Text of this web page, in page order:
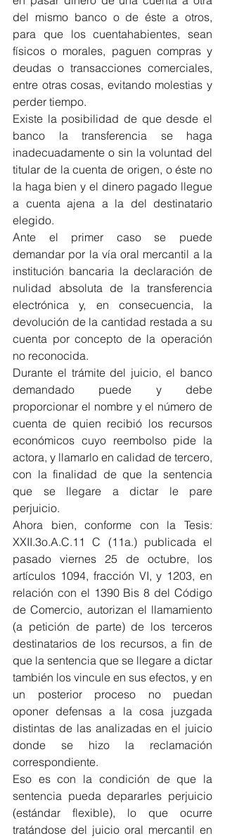
del mismo banco o de éste a otros,
para que los cuentahabientes, sean
físicos o morales, paguen compras y
deudas o transacciones comerciales,
entre otras cosas, evitando molestias y
perder tiempo.
Existe la posibilidad de que desde el
banco la transferencia se haga
inadecuadamente o sin la voluntad del
titular de la cuenta de origen, o éste no
la haga bien y el dinero pagado llegue
a cuenta ajena a la del destinatario
elegido.
Ante el primer caso se puede
demandar por la vía oral mercantil a la
institución bancaria la declaración de
nulidad absoluta de la transferencia
electrónica y, en consecuencia, la
devolución de la cantidad restada a su
cuenta por concepto de la operación
no reconocida.
Durante el trámite del juicio, el banco
demandado puede y debe
proporcionar el nombre y el número de
cuenta de quien recibió los recursos
económicos cuyo reembolso pide la
actora, y llamarlo en calidad de tercero,
con la finalidad de que la sentencia
que se llegare a dictar le pare
perjuicio.
Ahora bien, conforme con la Tesis:
XXII.3o.A.C.11 C (11a.) publicada el
pasado viernes 25 de octubre, los
artículos 1094, fracción VI, y 1203, en
relación con el 1390 Bis 8 del Código
de Comercio, autorizan el llamamiento
(a petición de parte) de los terceros
destinatarios de los recursos, a fin de
que la sentencia que se llegare a dictar
también los vincule en sus efectos, y en
un posterior proceso no puedan
oponer defensas a la cosa juzgada
distintas de las analizadas en el juicio
donde se hizo la reclamación
correspondiente.
Eso es con la condición de que la
sentencia pueda depararles perjuicio
(estándar flexible), lo que ocurre
tratándose del juicio oral mercantil en